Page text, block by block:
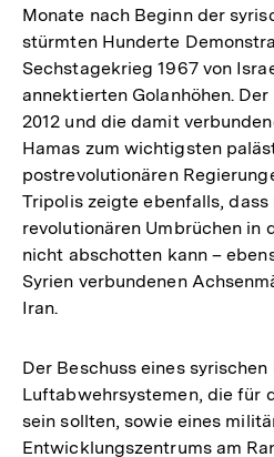
Monate nach Beginn der
stürmten Hunderte
Sechstagekrieg 1967 von
annektierten Golanhöhen.
2012 und die damit
Hamas zum wichtigsten
postrevolutionären
Tripolis zeigte ebenfalls, dass
revolutionären Umbrüchen in
nicht abschotten kann –
Syrien verbundenen
Iran.
Der Beschuss eines
Luftabwehrsystemen, die für
sein sollten, sowie eines
Entwicklungszentrums am